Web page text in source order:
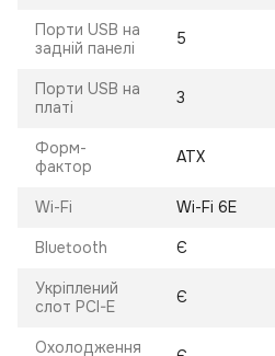
Порти USB на
задній панелі
5
Порти USB на
платі
3
Форм-
фактор
ATX
Wi-Fi Wi-Fi 6E
Bluetooth Є
Укріплений
слот PCI-E
Є
Охолодження